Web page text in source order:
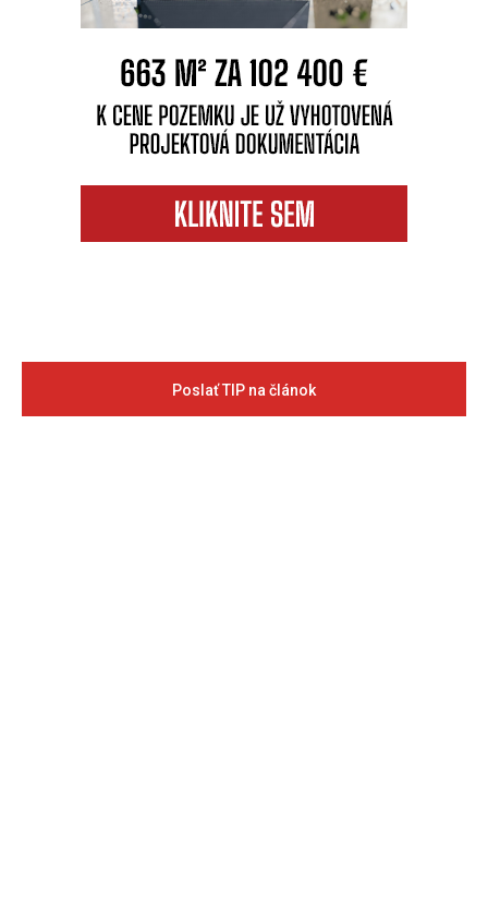
Poslať TIP na článok